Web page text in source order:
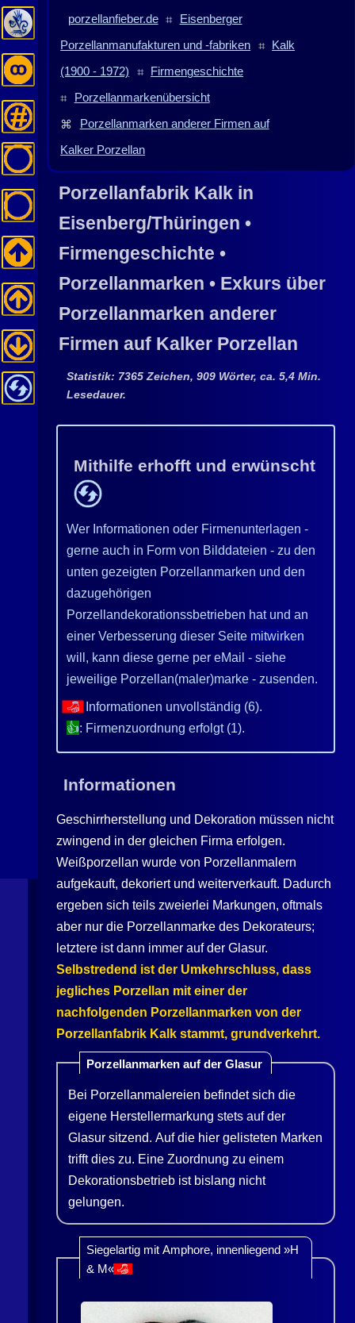
porzellanfieber.de ⌗ Eisenberger
Porzellanmanufakturen und -fabriken ⌗ Kalk
(1900 - 1972) ⌗ Firmengeschichte
⌗ Porzellanmarkenübersicht
⌘ Porzellanmarken anderer Firmen auf
Kalker Porzellan
Porzellanfabrik Kalkin
Eisenberg/Thüringen •
Firmengeschichte •
Porzellanmarken • Exkurs über
Porzellanmarken anderer
Firmen auf KalkerPorzellan
Statistik: 7365 Zeichen, 909 Wörter, ca. 5,4 Min.
Lesedauer.
Mithilfe erhofft und erwünscht
Wer Informationen oder Firmenunterlagen -
gerne auch in Form von Bilddateien - zu den
unten gezeigten Porzellanmarken und den
dazugehörigen
Porzellandekorationssbetrieben hat und an
einer Verbesserung dieser Seite mitwirken
will, kann diese gerne per eMail - siehe
jeweilige Porzellan(maler)marke - zusenden.
👎 : Informationen unvollständig (6).
👍: Firmenzuordnung erfolgt (1).
Informationen
Geschirrherstellung und Dekoration müssen nicht
zwingend in der gleichen Firma erfolgen.
Weißporzellan wurde von Porzellanmalern
aufgekauft, dekoriert und weiterverkauft. Dadurch
ergeben sich teils zweierlei Markungen, oftmals
aber nur die Porzellanmarke des Dekorateurs;
letztere ist dann immer auf der Glasur.
Selbstredend ist der Umkehrschluss, dass
jegliches Porzellan mit einer der
nachfolgenden Porzellanmarken von der
Porzellanfabrik Kalk stammt, grundverkehrt.
Porzellanmarken auf der Glasur
Bei Porzellanmalereien befindet sich die
eigene Herstellermarkung stets auf der
Glasur sitzend. Auf die hier gelisteten Marken
trifft dies zu. Eine Zuordnung zu einem
Dekorationsbetrieb ist bislang nicht
gelungen.
Siegelartig mit Amphore, innenliegend »H
& M«👎